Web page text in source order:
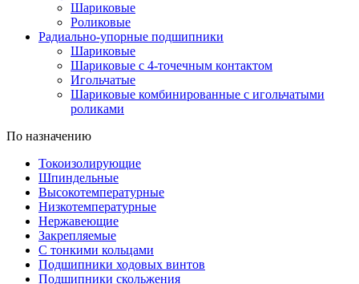
Шариковые
Роликовые
Радиально-упорные подшипники
Шариковые
Шариковые с 4-точечным контактом
Игольчатые
Шариковые комбинированные с игольчатыми
роликами
По назначению
Токоизолирующие
Шпиндельные
Высокотемпературные
Низкотемпературные
Нержавеющие
Закрепляемые
С тонкими кольцами
Подшипники ходовых винтов
Подшипники скольжения